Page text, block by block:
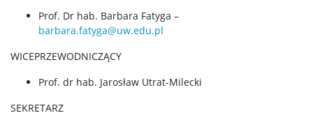
Prof. Dr hab. Barbara Fatyga –
barbara.fatyga@uw.edu.pl
WICEPRZEWODNICZĄCY
Prof. dr hab. Jarosław Utrat-Milecki
SEKRETARZ